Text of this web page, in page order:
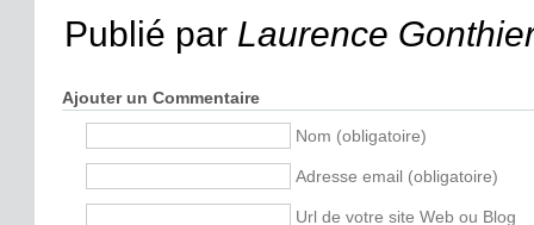
Publié par Laurence
Ajouter un Commentaire
Nom (obligatoire)
Adresse email (obligatoire)
Url de votre site Web ou Blog